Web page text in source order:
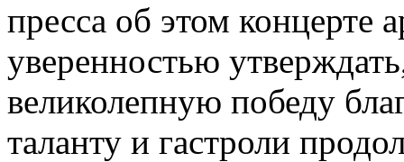
пресса об этом концерте
уверенностью
великолепную победу
таланту и гастроли